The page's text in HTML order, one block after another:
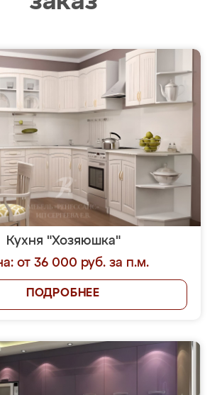
Кухня "Хозяюшка"
от 36 000 руб. за п.м.
ПОДРОБНЕЕ